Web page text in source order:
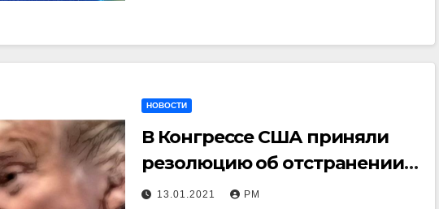
НОВОСТИ
В Конгрессе США приняли
резолюцию об отстранении
Трампа от власти
13.01.2021 РМ